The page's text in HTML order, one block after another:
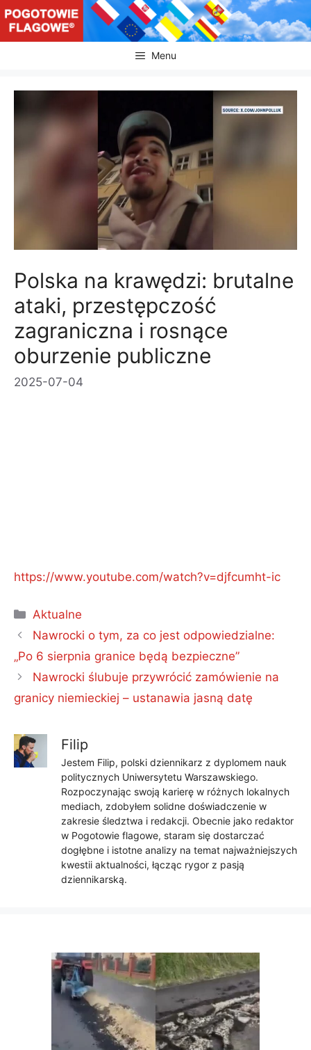
Przejdź
do
treści
Menu
Polska na krawędzi: brutalne
ataki, przestępczość
zagraniczna i rosnące
oburzenie publiczne
2025-07-04
https://www.youtube.com/watch?v=djfcumht-ic
Kategorie
Aktualne
Nawrocki o tym, za co jest odpowiedzialne:
„Po 6 sierpnia granice będą bezpieczne”
Nawrocki ślubuje przywrócić zamówienie na
granicy niemieckiej – ustanawia jasną datę
Filip
Jestem Filip, polski dziennikarz z dyplomem nauk
politycznych Uniwersytetu Warszawskiego.
Rozpoczynając swoją karierę w różnych lokalnych
mediach, zdobyłem solidne doświadczenie w
zakresie śledztwa i redakcji. Obecnie jako redaktor
w Pogotowie flagowe, staram się dostarczać
dogłębne i istotne analizy na temat najważniejszych
kwestii aktualności, łącząc rygor z pasją
dziennikarską.